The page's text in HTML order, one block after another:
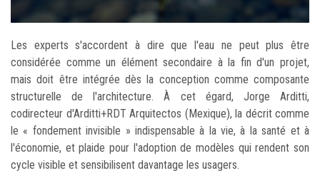
Les experts s'accordent à dire que l'eau ne peut plus être
considérée comme un élément secondaire à la fin d'un projet,
mais doit être intégrée dès la conception comme composante
structurelle de l'architecture. À cet égard, Jorge Arditti,
codirecteur d'Arditti+RDT Arquitectos (Mexique), la décrit comme
le « fondement invisible » indispensable à la vie, à la santé et à
l'économie, et plaide pour l'adoption de modèles qui rendent son
cycle visible et sensibilisent davantage les usagers.